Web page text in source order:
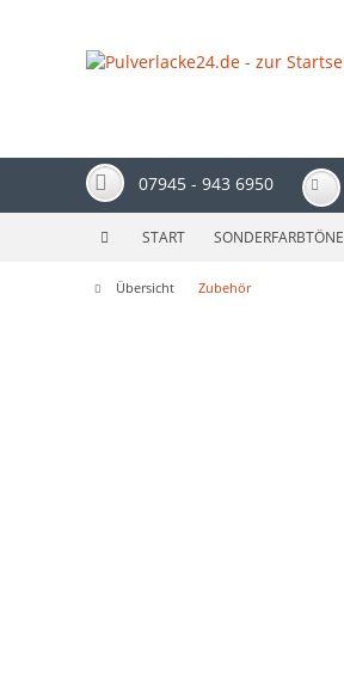
07945 - 943 6950
START SONDERFARBTÖNE
Übersicht Zubehör